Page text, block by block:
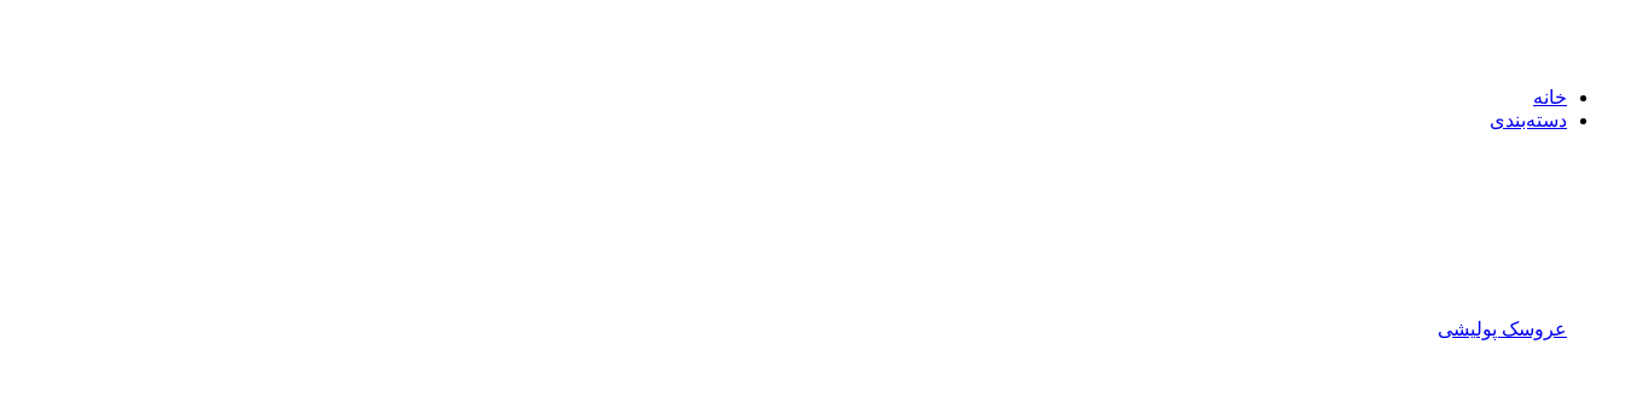
خانه
دسته‌بندی
عروسک پولیشی